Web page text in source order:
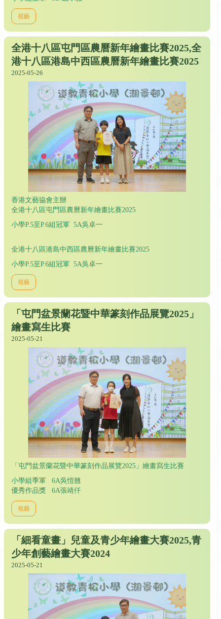
視藝
全港十八區屯門區農曆新年繪畫比賽2025,全
港十八區港島中西區農曆新年繪畫比賽2025
2025-05-26
香港文藝協會主辦
全港十八區屯門區農曆新年繪畫比賽2025
小學P.5至P.6組冠軍 5A吳卓一
全港十八區港島中西區農曆新年繪畫比賽2025
小學P.5至P.6組冠軍 5A吳卓一
視藝
「屯門盆景蘭花暨中華篆刻作品展覽2025」
繪畫寫生比賽
2025-05-21
「屯門盆景蘭花暨中華篆刻作品展覽2025」繪畫寫生比賽
小學組季軍 6A吳愷翹
優秀作品獎 6A張靖仟
視藝
「細看童畫」兒童及青少年繪畫大賽2025,青
少年創藝繪畫大賽2024
2025-05-21